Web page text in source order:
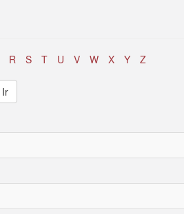
R S T U V W X Y Z
Ir